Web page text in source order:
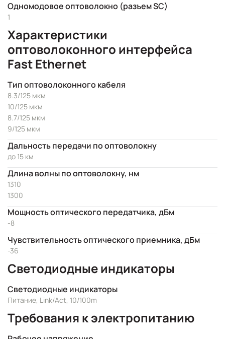
Одномодовое оптоволокно (разъем SC)
1
Характеристики
оптоволоконного интерфейса
Fast Ethernet
Тип оптоволоконного кабеля
8.3/125 мкм
10/125 мкм
8.7/125 мкм
9/125 мкм
Дальность передачи по оптоволокну
до 15 км
Длина волны по оптоволокну, нм
1310
1300
Мощность оптического передатчика, дБм
-8
Чувствительность оптического приемника, дБм
-36
Светодиодные индикаторы
Светодиодные индикаторы
Питание, Link/Act, 10/100m
Требования к электропитанию